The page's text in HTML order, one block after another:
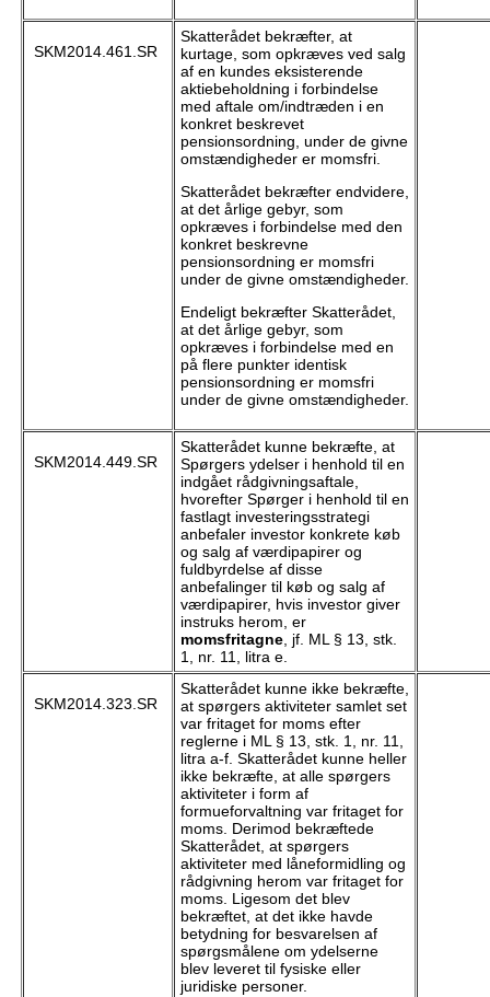
SKM2014.461.SR
Skatterådet bekræfter, at
kurtage, som opkræves ved salg
af en kundes eksisterende
aktiebeholdning i forbindelse
med aftale om/indtræden i en
konkret beskrevet
pensionsordning, under de givne
omstændigheder er momsfri.
Skatterådet bekræfter endvidere,
at det årlige gebyr, som
opkræves i forbindelse med den
konkret beskrevne
pensionsordning er momsfri
under de givne omstændigheder.
Endeligt bekræfter Skatterådet,
at det årlige gebyr, som
opkræves i forbindelse med en
på flere punkter identisk
pensionsordning er momsfri
under de givne omstændigheder.
SKM2014.449.SR
Skatterådet kunne bekræfte, at
Spørgers ydelser i henhold til en
indgået rådgivningsaftale,
hvorefter Spørger i henhold til en
fastlagt investeringsstrategi
anbefaler investor konkrete køb
og salg af værdipapirer og
fuldbyrdelse af disse
anbefalinger til køb og salg af
værdipapirer, hvis investor giver
instruks herom, er
momsfritagne, jf. ML § 13, stk.
1, nr. 11, litra e.
SKM2014.323.SR
Skatterådet kunne ikke bekræfte,
at spørgers aktiviteter samlet set
var fritaget for moms efter
reglerne i ML § 13, stk. 1, nr. 11,
litra a-f. Skatterådet kunne heller
ikke bekræfte, at alle spørgers
aktiviteter i form af
formueforvaltning var fritaget for
moms. Derimod bekræftede
Skatterådet, at spørgers
aktiviteter med låneformidling og
rådgivning herom var fritaget for
moms. Ligesom det blev
bekræftet, at det ikke havde
betydning for besvarelsen af
spørgsmålene om ydelserne
blev leveret til fysiske eller
juridiske personer.